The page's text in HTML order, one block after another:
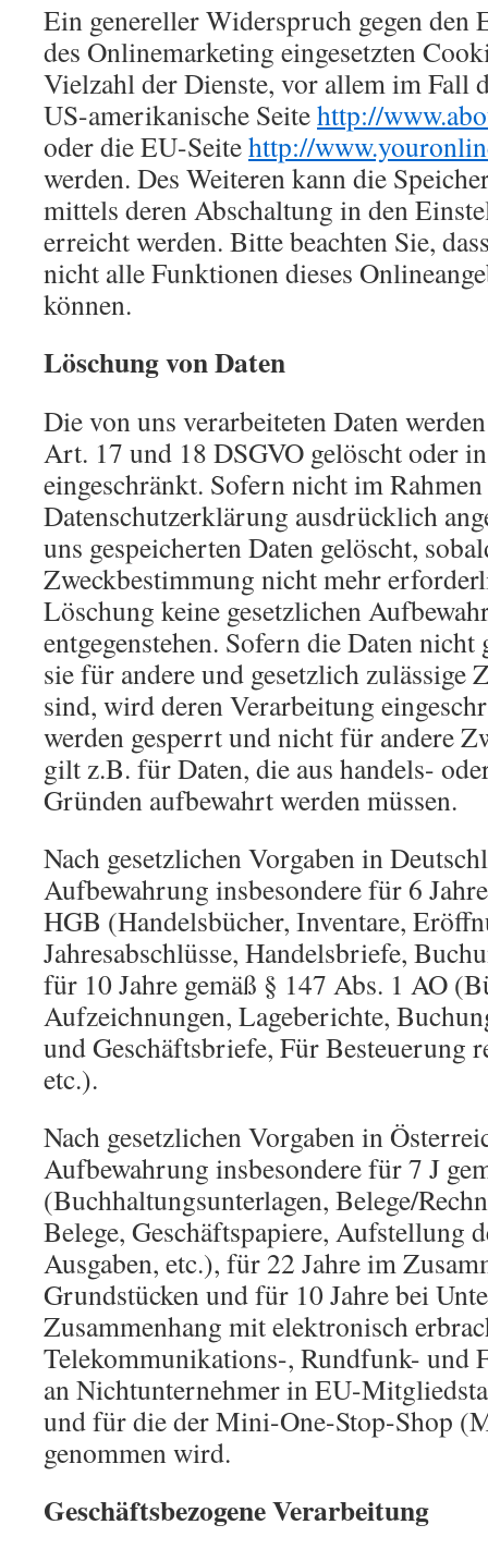
Ein genereller Widerspruch gegen den
des Onlinemarketing eingesetzten
Vielzahl der Dienste, vor allem im Fall
US-amerikanische Seitehttp://
oder die EU-Seitehttp://
werden. Des Weiteren kann die
mittels deren Abschaltung in den
erreicht werden. Bitte beachten Sie,
nicht alle Funktionen dieses
können.
Löschung von Daten
Die von uns verarbeiteten Daten
Art. 17 und 18 DSGVO gelöscht oder
eingeschränkt. Sofern nicht im
Datenschutzerklärung ausdrücklich
uns gespeicherten Daten gelöscht,
Zweckbestimmung nicht mehr
Löschung keine gesetzlichen
entgegenstehen. Sofern die Daten
sie für andere und gesetzlich zulässige
sind, wird deren Verarbeitung
werden gesperrt und nicht für andere
gilt z.B. für Daten, die aus handels-
Gründen aufbewahrt werden müssen.
Nach gesetzlichen Vorgaben in
Aufbewahrung insbesondere für 6
HGB (Handelsbücher, Inventare,
Jahresabschlüsse, Handelsbriefe,
für 10 Jahre gemäß § 147 Abs. 1 AO
Aufzeichnungen, Lageberichte,
und Geschäftsbriefe, Für Besteuerung
etc.).
Nach gesetzlichen Vorgaben in
Aufbewahrung insbesondere für 7 J
(Buchhaltungsunterlagen, Belege/
Belege, Geschäftspapiere, Aufstellung
Ausgaben, etc.), für 22 Jahre im
Grundstücken und für 10 Jahre bei
Zusammenhang mit elektronisch
Telekommunikations-, Rundfunk- und
an Nichtunternehmer in EU-
und für die der Mini-One-Stop-Shop
genommen wird.
Geschäftsbezogene Verarbeitung